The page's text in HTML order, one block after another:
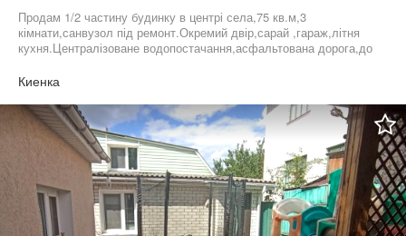
Продам 1/2 частину будинку в центрі села,75 кв.м,3
кімнати,санвузол під ремонт.Окремий двір,сарай ,гараж,літня
кухня.Централізоване водопостачання,асфальтована дорога,до
Киенка